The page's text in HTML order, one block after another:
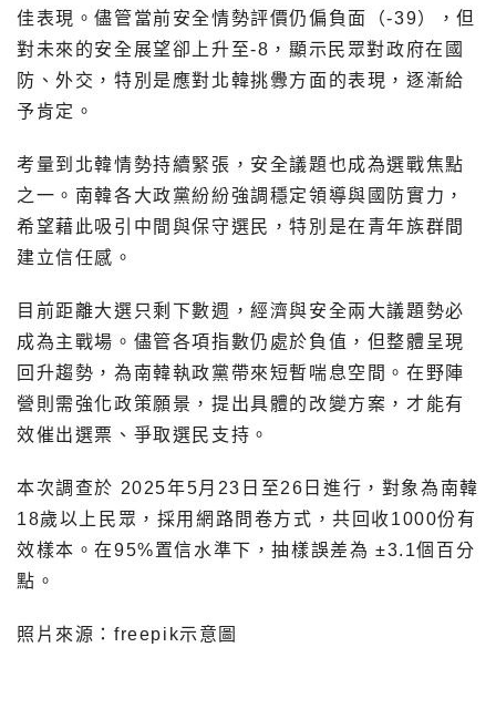
佳表現。儘管當前安全情勢評價仍偏負面（-39），但
對未來的安全展望卻上升至-8，顯示民眾對政府在國
防、外交，特別是應對北韓挑釁方面的表現，逐漸給
予肯定。
考量到北韓情勢持續緊張，安全議題也成為選戰焦點
之一。南韓各大政黨紛紛強調穩定領導與國防實力，
希望藉此吸引中間與保守選民，特別是在青年族群間
建立信任感。
目前距離大選只剩下數週，經濟與安全兩大議題勢必
成為主戰場。儘管各項指數仍處於負值，但整體呈現
回升趨勢，為南韓執政黨帶來短暫喘息空間。在野陣
營則需強化政策願景，提出具體的改變方案，才能有
效催出選票、爭取選民支持。
本次調查於 2025年5月23日至26日進行，對象為南韓
18歲以上民眾，採用網路問卷方式，共回收1000份有
效樣本。在95%置信水準下，抽樣誤差為 ±3.1個百分
點。
照片來源：freepik示意圖